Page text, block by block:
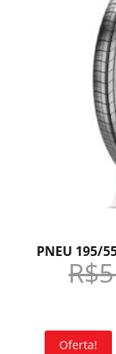
PNEU 195/
R$
Oferta!